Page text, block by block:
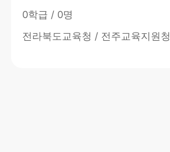
0학급 / 0명
전라북도교육청 / 전주교육지원청